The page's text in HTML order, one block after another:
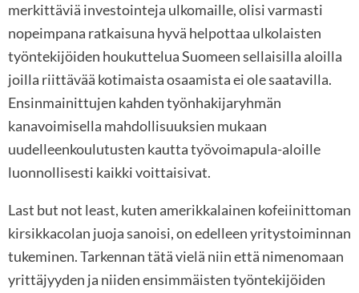
merkittäviä investointeja ulkomaille, olisi varmasti
nopeimpana ratkaisuna hyvä helpottaa ulkolaisten
työntekijöiden houkuttelua Suomeen sellaisilla aloilla
joilla riittävää kotimaista osaamista ei ole saatavilla.
Ensinmainittujen kahden työnhakijaryhmän
kanavoimisella mahdollisuuksien mukaan
uudelleenkoulutusten kautta työvoimapula-aloille
luonnollisesti kaikki voittaisivat.
Last but not least, kuten amerikkalainen kofeiinittoman
kirsikkacolan juoja sanoisi, on edelleen yritystoiminnan
tukeminen. Tarkennan tätä vielä niin että nimenomaan
yrittäjyyden ja niiden ensimmäisten työntekijöiden